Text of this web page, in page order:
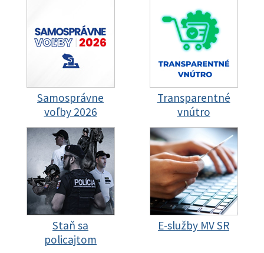
Samosprávne
voľby 2026
Transparentné
vnútro
Staň sa
policajtom
E-služby MV SR